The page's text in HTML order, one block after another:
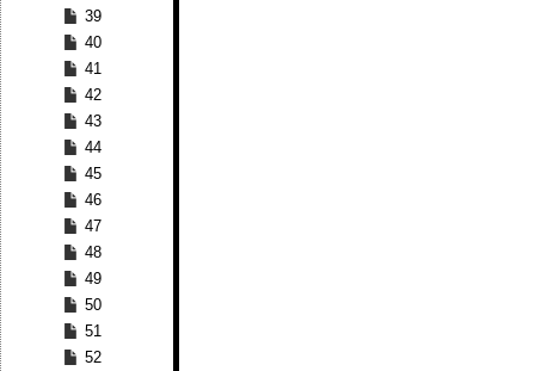
39
40
41
42
43
44
45
46
47
48
49
50
51
52